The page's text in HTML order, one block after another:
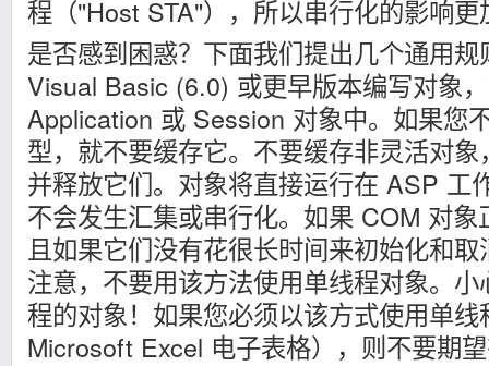
程（"Host STA"），所以串行化的影响更
是否感到困惑？下面我们提出几个通用
Visual Basic (6.0) 或更早版本编写对象
Application 或 Session 对象中。如果您
型，就不要缓存它。不要缓存非灵活对
并释放它们。对象将直接运行在 ASP 工
不会发生汇集或串行化。如果 COM 对
且如果它们没有花很长时间来初始化和
注意，不要用该方法使用单线程对象。
程的对象！如果您必须以该方式使用单
Microsoft Excel 电子表格），则不要期